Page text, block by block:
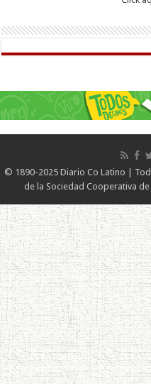
© 1890-2025 Diario Co Latino |
de la Sociedad Cooperativa